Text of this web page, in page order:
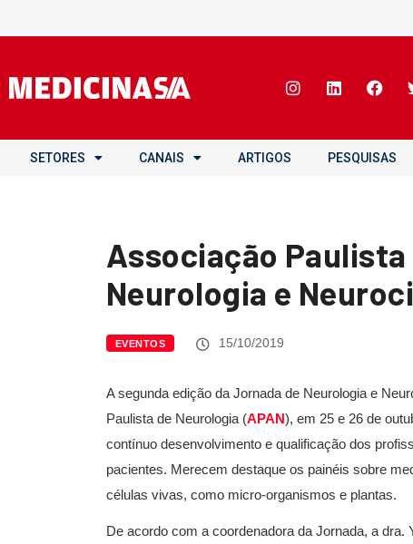
SETORES CANAIS ARTIGOS PESQUISAS
Associação
Neurologia e
EVENTOS 15/10/2019
A segunda edição da Jornada de Neurologia e
Paulista de Neurologia (APAN), em 25 e 26 de
contínuo desenvolvimento e qualificação dos
pacientes. Merecem destaque os painéis sobre
células vivas, como micro-organismos e plantas.
De acordo com a coordenadora da Jornada, a dra.